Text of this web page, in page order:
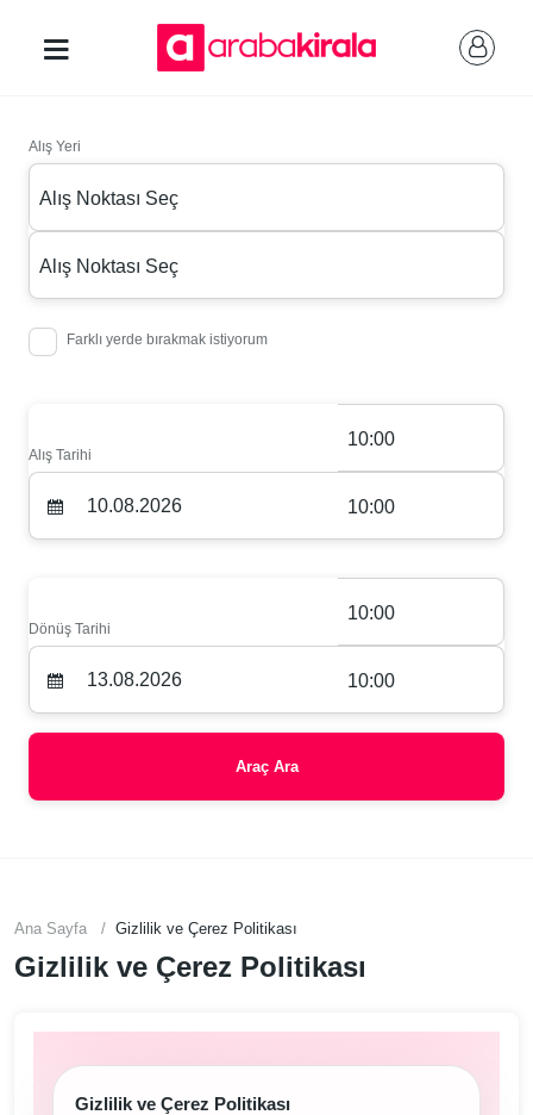
Alış Yeri
Alış Noktası Seç
Alış Noktası Seç
Farklı yerde bırakmak istiyorum
Alış Tarihi
10:00
10:00
Dönüş Tarihi
10:00
10:00
Araç Ara
Ana Sayfa Gizlilik ve Çerez Politikası
Gizlilik ve Çerez Politikası
Gizlilik ve Çerez Politikası